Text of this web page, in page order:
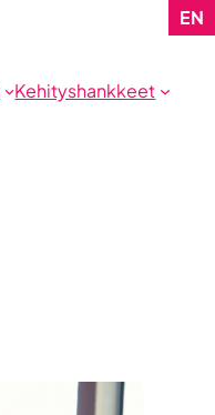
Kehityshankkeet
EN